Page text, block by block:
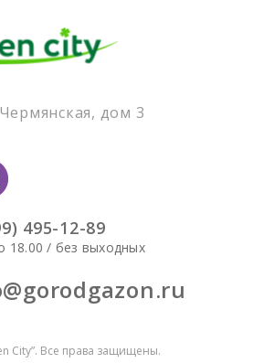
дом 3
495-12-89
18.00 / без выходных
City”. Все права защищены.